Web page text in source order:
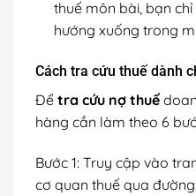
thuế môn bài, bạn
hướng xuống trong
Cách tra cứu thuế dành
Để tra cứu nợ thuế
hàng cần làm theo 6
Bước 1: Truy cập vào
cơ quan thuế qua